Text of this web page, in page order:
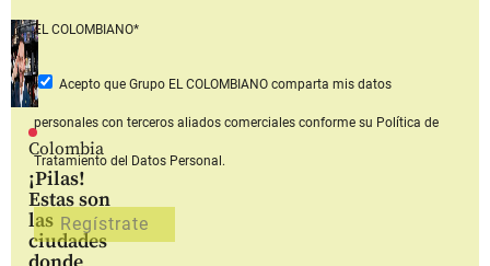
Colombia
¡Pilas!
Estas son
las
ciudades
EL COLOMBIANO*
Acepto que Grupo EL COLOMBIANOcomparta mis datos
personales con terceros aliados comerciales conforme su Política de
Tratamiento del Datos Personal.